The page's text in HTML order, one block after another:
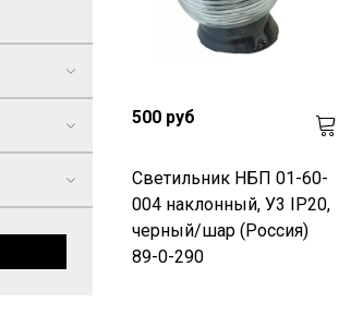
500 руб
Светильник НБП 01-60-
004 наклонный, У3 IP20,
черный/шар (Россия)
89-0-290